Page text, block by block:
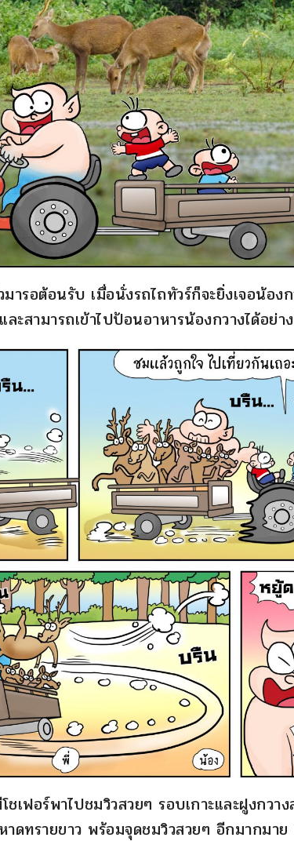
ารอต้อนรับ เมื่อนั่งรถไถทัวร์ก็จะยิ่งเจอน้อง
สามารถเข้าไปป้อนอาหารน้องกวางได้อย่า
ชเฟอร์พาไปชมวิวสวยๆ รอบเกาะและฝูงกวา
ดทรายขาว พร้อมจุดชมวิวสวยๆ อีกมากมาย